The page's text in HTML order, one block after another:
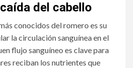
del cabello
conocidos del romero es su
la circulación sanguínea en el
flujo sanguíneo es clave para
reciban los nutrientes que